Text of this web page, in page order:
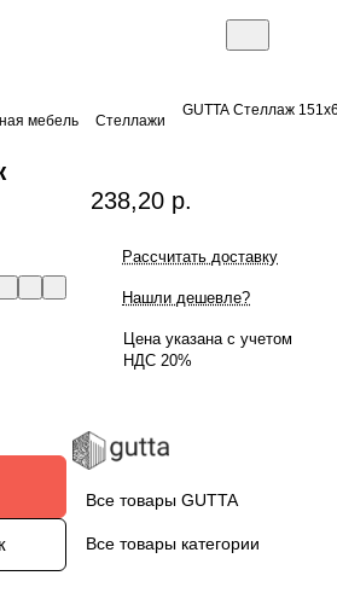
мебель Стеллажи
GUTTA Стеллаж
238,20 р.
Рассчитать доставку
Нашли дешевле?
Цена указана с учетом
НДС 20%
Все товары GUTTA
Все товары категории